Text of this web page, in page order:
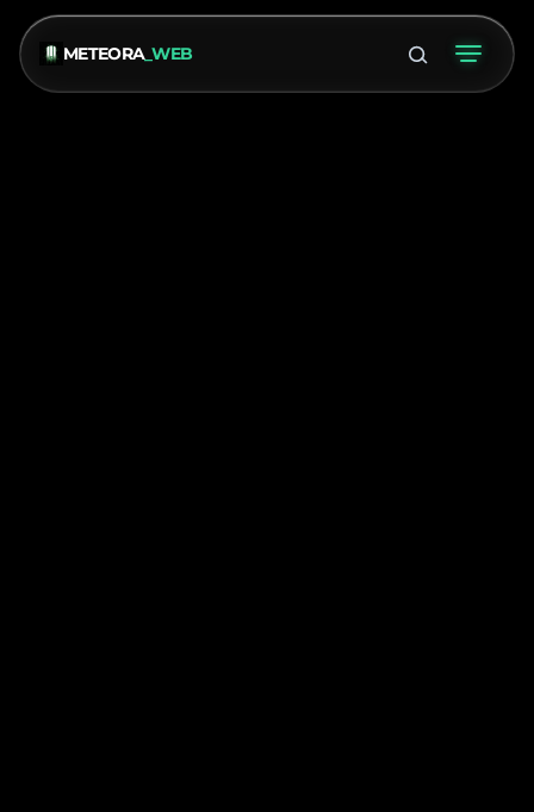
METEORA_WEB